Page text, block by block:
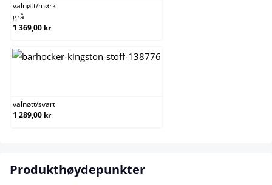
valnøtt/mørk
grå
1 369,00 kr
valnøtt/svart
1 289,00 kr
Produkthøydepunkter